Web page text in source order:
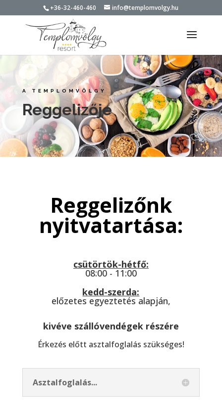
+36-32-460-460 info@templomvolgy.hu
A TEMPLOMVÖLGY
Reggelizője
Reggelizőnk
nyitvatartása:
csütörtök-hétfő:
08:00 - 11:00
kedd-szerda:
előzetes egyeztetés alapján,
kivéve szállóvendégek részére
Érkezés előtt asztalfoglalás szükséges!
Asztalfoglalás...